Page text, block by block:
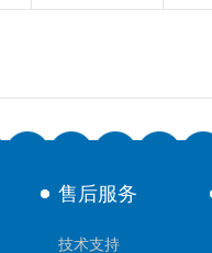
售后服务
技术支持